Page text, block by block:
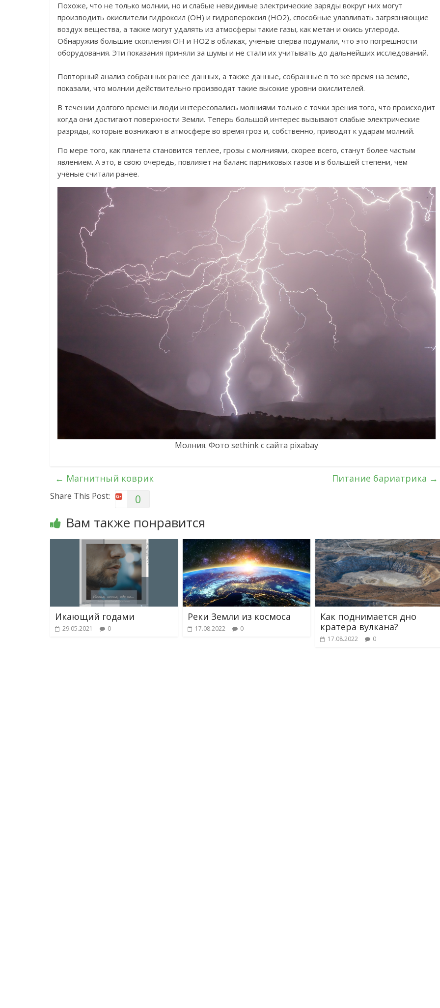
Похоже, что не только молнии, но и слабые невидимые электрические заряды вокруг них могут
производить окислители гидроксил (ОН) и гидропероксил (НО2), способные улавливать загрязняющие
воздух вещества, а также могут удалять из атмосферы такие газы, как метан и окись углерода.
Обнаружив большие скопления OH и HO2 в облаках, ученые сперва подумали, что это погрешности
оборудования. Эти показания приняли за шумы и не стали их учитывать до дальнейших исследований.
Повторный анализ собранных ранее данных, а также данные, собранные в то же время на земле,
показали, что молнии действительно производят такие высокие уровни окислителей.
В течении долгого времени люди интересовались молниями только с точки зрения того, что происходит
когда они достигают поверхности Земли. Теперь большой интерес вызывают слабые электрические
разряды, которые возникают в атмосфере во время гроз и, собственно, приводят к ударам молний.
По мере того, как планета становится теплее, грозы с молниями, скорее всего, станут более частым
явлением. А это, в свою очередь, повлияет на баланс парниковых газов и в большей степени, чем
учёные считали ранее.
Молния. Фото sethink с сайта pixabay
← Магнитный коврик Питание бариатрика →
Share This Post: 0
Вам также понравится
Икающий годами
29.05.2021 0
Реки Земли из космоса
17.08.2022 0
Как поднимается дно
кратера вулкана?
17.08.2022 0